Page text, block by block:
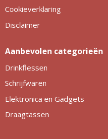
Cookieverklaring
Disclaimer
Aanbevolen categorieën
Drinkflessen
Schrijfwaren
Elektronica en Gadgets
Draagtassen